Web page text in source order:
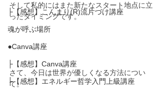
├【感想】こんまり(R)流片づけ講座
魂が呼ぶ場所
●Canva講座
├【感想】Canva講座
├【感想】エネルギー哲学入門上級講座
そして私的にはまた新たなスタート地点に立
ったタイミングです。
さて、今日は世界が優しくなる方法につい
て。